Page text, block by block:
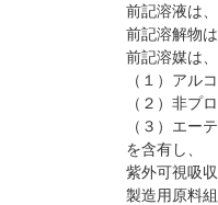
前記溶液は
前記溶解物
前記溶媒は、
（１）アル
（２）非プ
（３）エー
を含有し、
紫外可視吸
製造用原料組